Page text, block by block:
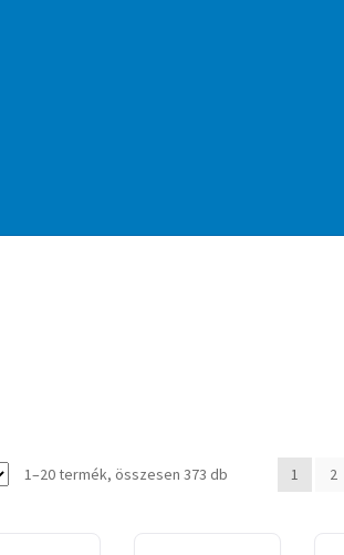
1–20 termék, összesen 373 dbSorted
1 2